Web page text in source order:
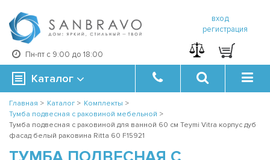
Пн-пт с 9:00 до 18:00
вход
регистрация
Каталог
Главная > Каталог > Комплекты >
Тумба подвесная с раковиной мебельной >
Тумба подвесная с раковиной для ванной 60 см Teymi Vitra корпус дуб
фасад белый раковина Ritta 60 F15921